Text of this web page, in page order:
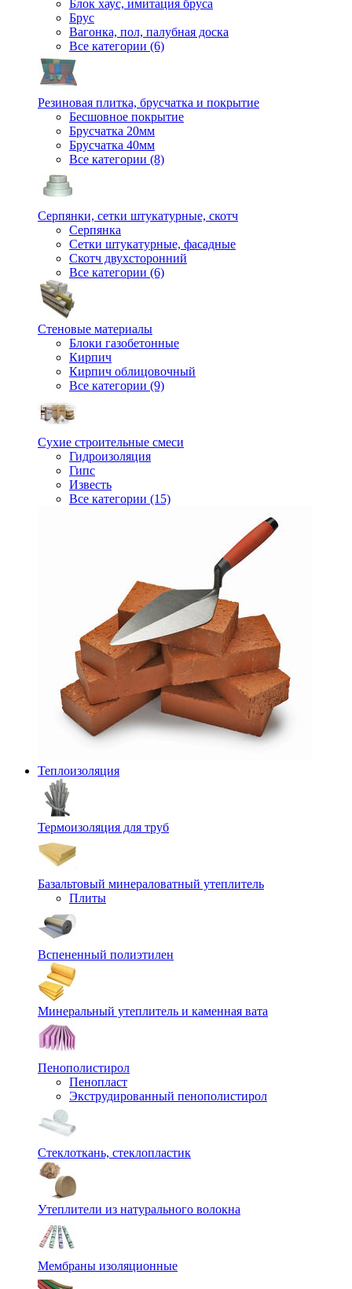
Блок хаус, имитация бруса
Брус
Вагонка, пол, палубная доска
Все категории (6)
Резиновая плитка, брусчатка и покрытие
Бесшовное покрытие
Брусчатка 20мм
Брусчатка 40мм
Все категории (8)
Серпянки, сетки штукатурные, скотч
Серпянка
Сетки штукатурные, фасадные
Скотч двухсторонний
Все категории (6)
Стеновые материалы
Блоки газобетонные
Кирпич
Кирпич облицовочный
Все категории (9)
Сухие строительные смеси
Гидроизоляция
Гипс
Известь
Все категории (15)
Теплоизоляция
Термоизоляция для труб
Базальтовый минераловатный утеплитель
Плиты
Вспененный полиэтилен
Минеральный утеплитель и каменная вата
Пенополистирол
Пенопласт
Экструдированный пенополистирол
Стеклоткань, стеклопластик
Утеплители из натурального волокна
Мембраны изоляционные